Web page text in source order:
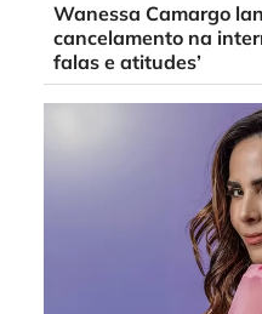
Wanessa Camargo
cancelamento na
falas e atitudes’